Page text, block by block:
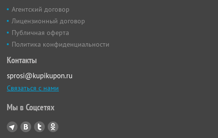
Агентский договор
Лицензионный договор
Публичная оферта
Политика конфиденциальности
Контакты
sprosi@kupikupon.ru
Связаться с нами
Мы в Соцсетях